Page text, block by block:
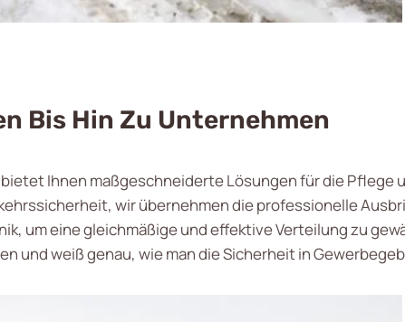
Bis Hin Zu Unternehmen
bietet Ihnen maßgeschneiderte Lösungen für die Pflege
wir übernehmen die professionelle
um eine gleichmäßige und effektive Verteilung zu
und weiß genau, wie man die Sicherheit in